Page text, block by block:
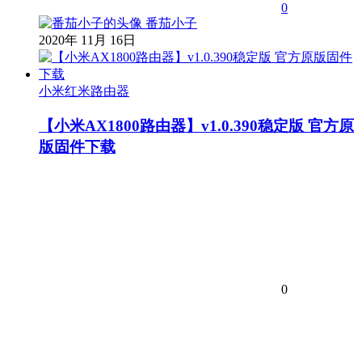
0
番茄小子
2020年 11月 16日
小米红米路由器
【小米AX1800路由器】v1.0.390稳定版 官方原
版固件下载
0